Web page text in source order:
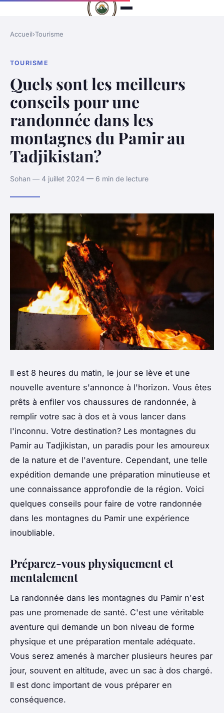
Accueil›Tourisme
TOURISME
Quels sont les meilleurs
conseils pour une
randonnée dans les
montagnes du Pamir au
Tadjikistan?
Sohan — 4 juillet 2024 — 6 min de lecture
Il est 8 heures du matin, le jour se lève et une
nouvelle aventure s'annonce à l'horizon. Vous êtes
prêts à enfiler vos chaussures de randonnée, à
remplir votre sac à dos et à vous lancer dans
l'inconnu. Votre destination? Les montagnes du
Pamir au Tadjikistan, un paradis pour les amoureux
de la nature et de l'aventure. Cependant, une telle
expédition demande une préparation minutieuse et
une connaissance approfondie de la région. Voici
quelques conseils pour faire de votre randonnée
dans les montagnes du Pamir une expérience
inoubliable.
Préparez-vous physiquement et
mentalement
La randonnée dans les montagnes du Pamir n'est
pas une promenade de santé. C'est une véritable
aventure qui demande un bon niveau de forme
physique et une préparation mentale adéquate.
Vous serez amenés à marcher plusieurs heures par
jour, souvent en altitude, avec un sac à dos chargé.
Il est donc important de vous préparer en
conséquence.